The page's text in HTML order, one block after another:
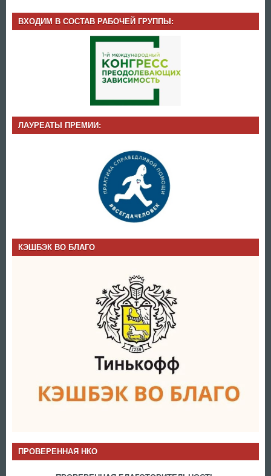
ВХОДИМ В СОСТАВ РАБОЧЕЙ ГРУППЫ:
ЛАУРЕАТЫ ПРЕМИИ:
КЭШБЭК ВО БЛАГО
ПРОВЕРЕННАЯ НКО